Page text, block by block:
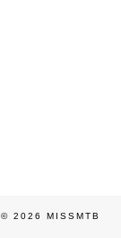
© 2026 MISSMTB